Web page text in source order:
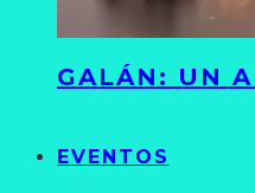
GALÁN: UN
EVENTOS